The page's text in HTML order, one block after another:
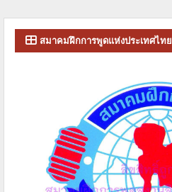
สมาคมฝึกการพูดแห่งประเทศไทย